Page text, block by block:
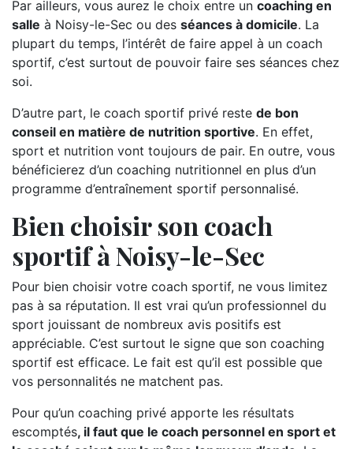
Par ailleurs, vous aurez le choix entre un coaching en
salle à Noisy-le-Sec ou des séances à domicile. La
plupart du temps, l’intérêt de faire appel à un coach
sportif, c’est surtout de pouvoir faire ses séances chez
soi.
D’autre part, le coach sportif privé reste de bon
conseil en matière de nutrition sportive. En effet,
sport et nutrition vont toujours de pair. En outre, vous
bénéficierez d’un coaching nutritionnel en plus d’un
programme d’entraînement sportif personnalisé.
Bien choisir son coach
sportif à Noisy-le-Sec
Pour bien choisir votre coach sportif, ne vous limitez
pas à sa réputation. Il est vrai qu’un professionnel du
sport jouissant de nombreux avis positifs est
appréciable. C’est surtout le signe que son coaching
sportif est efficace. Le fait est qu’il est possible que
vos personnalités ne matchent pas.
Pour qu’un coaching privé apporte les résultats
escomptés, il faut que le coach personnel en sport et